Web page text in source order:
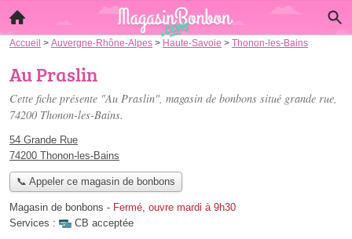
Accueil > Auvergne-Rhône-Alpes > Haute-Savoie > Thonon-les-Bains
Au Praslin
Cette fiche présente "Au Praslin", magasin de bonbons situé grande rue,
74200 Thonon-les-Bains.
54 Grande Rue
74200 Thonon-les-Bains
📞 Appeler ce magasin de bonbons
Magasin de bonbons - Fermé, ouvre mardi à 9h30
Services :
CB acceptée